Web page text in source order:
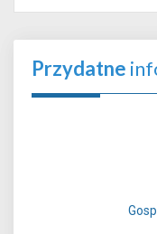
Przydatne